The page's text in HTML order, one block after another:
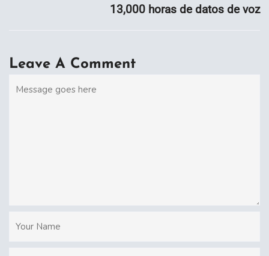
13,000 horas de datos de voz
Leave A Comment